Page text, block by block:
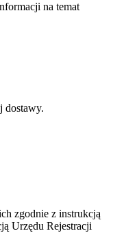
na temat
dostawy.
zgodnie z instrukcją
Urzędu Rejestracji